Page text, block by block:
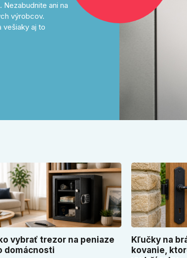
ani na
výrobcov.
vešiaky aj to
vybrať trezor na peniaze
domácnosti
Kľučky na
kovanie,